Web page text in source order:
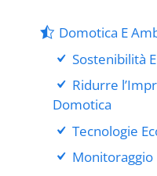
Domotica E
Sostenibilità
Ridurre
Domotica
Tecnologie
Monitoraggio